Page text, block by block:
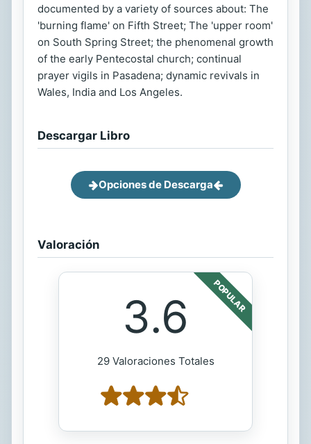
documented by a variety of sources about: The
'burning flame' on Fifth Street; The 'upper room'
on South Spring Street; the phenomenal growth
of the early Pentecostal church; continual
prayer vigils in Pasadena; dynamic revivals in
Wales, India and Los Angeles.
Descargar Libro
Opciones de Descarga
Valoración
POPULAR
3.6
29 Valoraciones Totales